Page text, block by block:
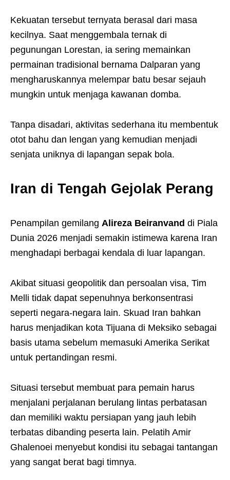
Kekuatan tersebut ternyata berasal dari masa
kecilnya. Saat menggembala ternak di
pegunungan Lorestan, ia sering memainkan
permainan tradisional bernama Dalparan yang
mengharuskannya melempar batu besar sejauh
mungkin untuk menjaga kawanan domba.
Tanpa disadari, aktivitas sederhana itu membentuk
otot bahu dan lengan yang kemudian menjadi
senjata uniknya di lapangan sepak bola.
Iran di Tengah Gejolak Perang
Penampilan gemilang Alireza Beiranvand di Piala
Dunia 2026 menjadi semakin istimewa karena Iran
menghadapi berbagai kendala di luar lapangan.
Akibat situasi geopolitik dan persoalan visa, Tim
Melli tidak dapat sepenuhnya berkonsentrasi
seperti negara-negara lain. Skuad Iran bahkan
harus menjadikan kota Tijuana di Meksiko sebagai
basis utama sebelum memasuki Amerika Serikat
untuk pertandingan resmi.
Situasi tersebut membuat para pemain harus
menjalani perjalanan berulang lintas perbatasan
dan memiliki waktu persiapan yang jauh lebih
terbatas dibanding peserta lain. Pelatih Amir
Ghalenoei menyebut kondisi itu sebagai tantangan
yang sangat berat bagi timnya.